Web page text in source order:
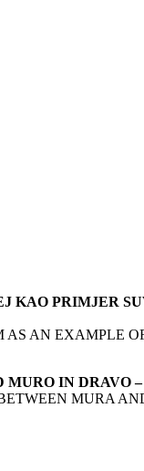
KAO PRIMJER
AN EXAMPLE
IN DRAVO
MURA